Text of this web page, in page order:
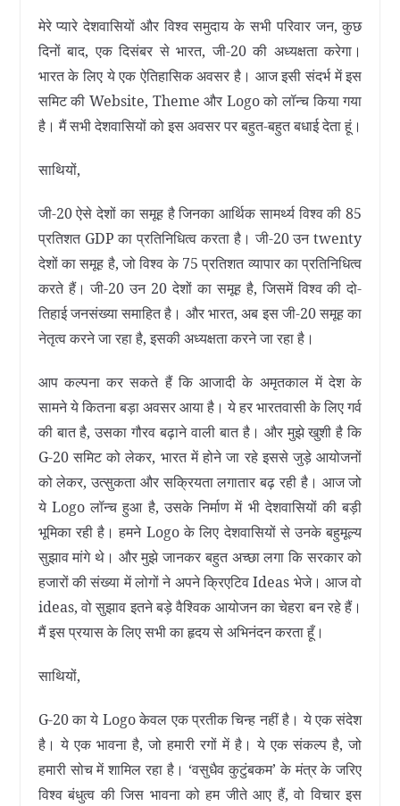
मेरे प्यारे देशवासियों और विश्‍व समुदाय के सभी परिवार जन, कुछ
दिनों बाद, एक दिसंबर से भारत, जी-20 की अध्यक्षता करेगा।
भारत के लिए ये एक ऐतिहासिक अवसर है। आज इसी संदर्भ में इस
समिट की Website, Theme और Logo को लॉन्च किया गया
है। मैं सभी देशवासियों को इस अवसर पर बहुत-बहुत बधाई देता हूं।
साथियों,
जी-20 ऐसे देशों का समूह है जिनका आर्थिक सामर्थ्य विश्व की 85
प्रतिशत GDP का प्रतिनिधित्व करता है। जी-20 उन twenty
देशों का समूह है, जो विश्व के 75 प्रतिशत व्यापार का प्रतिनिधित्व
करते हैं। जी-20 उन 20 देशों का समूह है, जिसमें विश्व की दो-
तिहाई जनसंख्या समाहित है। और भारत, अब इस जी-20 समूह का
नेतृत्व करने जा रहा है, इसकी अध्यक्षता करने जा रहा है।
आप कल्पना कर सकते हैं कि आजादी के अमृतकाल में देश के
सामने ये कितना बड़ा अवसर आया है। ये हर भारतवासी के लिए गर्व
की बात है, उसका गौरव बढ़ाने वाली बात है। और मुझे खुशी है कि
G-20 समिट को लेकर, भारत में होने जा रहे इससे जुड़े आयोजनों
को लेकर, उत्सुकता और सक्रियता लगातार बढ़ रही है। आज जो
ये Logo लॉन्च हुआ है, उसके निर्माण में भी देशवासियों की बड़ी
भूमिका रही है। हमने Logo के लिए देशवासियों से उनके बहुमूल्य
सुझाव मांगे थे। और मुझे जानकर बहुत अच्छा लगा कि सरकार को
हजारों की संख्या में लोगों ने अपने क्रिएटिव Ideas भेजे। आज वो
ideas, वो सुझाव इतने बड़े वैश्विक आयोजन का चेहरा बन रहे हैं।
मैं इस प्रयास के लिए सभी का हृदय से अभिनंदन करता हूँ।
साथियों,
G-20 का ये Logo केवल एक प्रतीक चिन्ह नहीं है। ये एक संदेश
है। ये एक भावना है, जो हमारी रगों में है। ये एक संकल्प है, जो
हमारी सोच में शामिल रहा है। ‘वसुधैव कुटुंबकम’ के मंत्र के जरिए
विश्व बंधुत्व की जिस भावना को हम जीते आए हैं, वो विचार इस